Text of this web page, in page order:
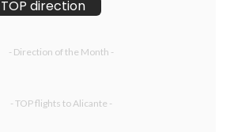
direction
- Direction of the Month -
- TOP flights to Alicante -